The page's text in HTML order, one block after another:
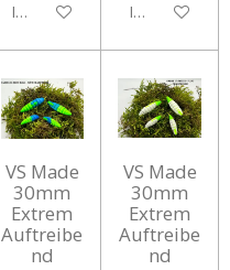
In den WarenkorbIn den
VS Made
30mm
Extrem
Auftreibe
nd
VS Made
30mm
Extrem
Auftreibe
nd